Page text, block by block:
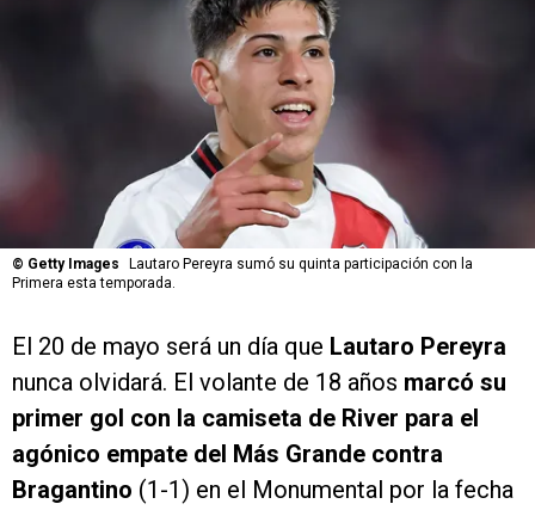
© Getty Images
Lautaro Pereyra sumó su quinta participación con la
Primera esta temporada.
El 20 de mayo será un día que Lautaro Pereyra
nunca olvidará. El volante de 18 años marcó su
primer gol con la camiseta de River para el
agónico empate del Más Grande contra
Bragantino (1-1) en el Monumental por la fecha